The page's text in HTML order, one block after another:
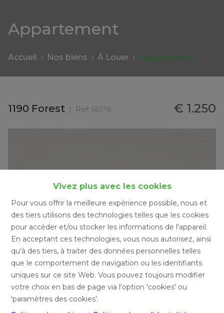
Vivez plus avec les cookies
Pour vous offrir la meilleure expérience possible, nous et
des tiers utilisons des technologies telles que les cookies
pour accéder et/ou stocker les informations de l'appareil.
En acceptant ces technologies, vous nous autorisez, ainsi
qu'à des tiers, à traiter des données personnelles telles
que le comportement de navigation ou les identifiants
uniques sur ce site Web. Vous pouvez toujours modifier
votre choix en bas de page via l'option 'cookies' ou
'paramètres des cookies'.
Appartement
Accueil Nos biens À Louer Appartement
1190 Forest Ref: 56178 € 1.250